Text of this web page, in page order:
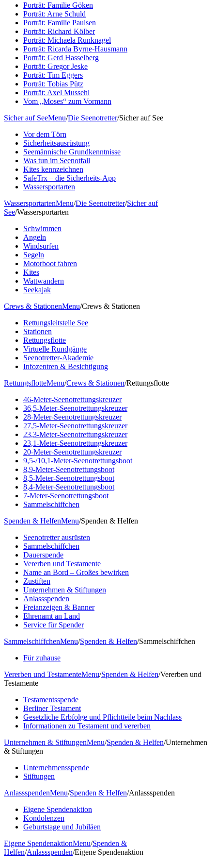
Porträt: Familie Göken
Porträt: Arne Schuld
Porträt: Familie Paulsen
Porträt: Richard Kölber
Porträt: Michaela Runknagel
Porträt: Ricarda Byrne-Hausmann
Porträt: Gerd Hasselberg
Porträt: Gregor Jeske
Porträt: Tim Eggers
Porträt: Tobias Pütz
Porträt: Axel Mussehl
Vom „Moses“ zum Vormann
Sicher auf SeeMenu/Die Seenotretter/Sicher auf See
Vor dem Törn
Sicherheitsausrüstung
Seemännische Grundkenntnisse
Was tun im Seenotfall
Kites kennzeichnen
SafeTrx – die Sicherheits-App
Wassersportarten
WassersportartenMenu/Die Seenotretter/Sicher auf
See/Wassersportarten
Schwimmen
Angeln
Windsurfen
Segeln
Motorboot fahren
Kites
Wattwandern
Seekajak
Crews & StationenMenu/Crews & Stationen
Rettungsleitstelle See
Stationen
Rettungsflotte
Virtuelle Rundgänge
Seenotretter-Akademie
Infozentren & Besichtigung
RettungsflotteMenu/Crews & Stationen/Rettungsflotte
46-Meter-Seenotrettungskreuzer
36,5-Meter-Seenotrettungskreuzer
28-Meter-Seenotrettungskreuzer
27,5-Meter-Seenotrettungskreuzer
23,3-Meter-Seenotrettungskreuzer
23,1-Meter-Seenotrettungskreuzer
20-Meter-Seenotrettungskreuzer
9,5-/10,1-Meter-Seenotrettungsboot
8,9-Meter-Seenotrettungsboot
8,5-Meter-Seenotrettungsboot
8,4-Meter-Seenotrettungsboot
7-Meter-Seenotrettungsboot
Sammelschiffchen
Spenden & HelfenMenu/Spenden & Helfen
Seenotretter ausrüsten
Sammelschiffchen
Dauerspende
Vererben und Testamente
Name an Bord – Großes bewirken
Zustiften
Unternehmen & Stiftungen
Anlassspenden
Freianzeigen & Banner
Ehrenamt an Land
Service für Spender
SammelschiffchenMenu/Spenden & Helfen/Sammelschiffchen
Für zuhause
Vererben und TestamenteMenu/Spenden & Helfen/Vererben und
Testamente
Testamentsspende
Berliner Testament
Gesetzliche Erbfolge und Pflichtteile beim Nachlass
Informationen zu Testament und vererben
Unternehmen & StiftungenMenu/Spenden & Helfen/Unternehmen
& Stiftungen
Unternehmensspende
Stiftungen
AnlassspendenMenu/Spenden & Helfen/Anlassspenden
Eigene Spendenaktion
Kondolenzen
Geburtstage und Jubiläen
Eigene SpendenaktionMenu/Spenden &
Helfen/Anlassspenden/Eigene Spendenaktion